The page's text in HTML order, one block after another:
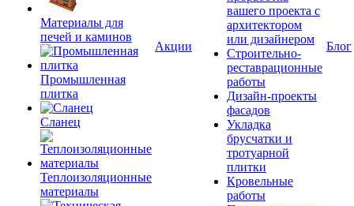
Материалы для
печей и каминов
Промышленная
плитка
Сланец
Теплоизоляционные
материалы
Акции
вашего проекта с
архитектором
или дизайнером
Строительно-
реставрационные
работы
Дизайн-проекты
фасадов
Укладка
брусчатки и
тротуарной
плитки
Кровельные
работы
Блог